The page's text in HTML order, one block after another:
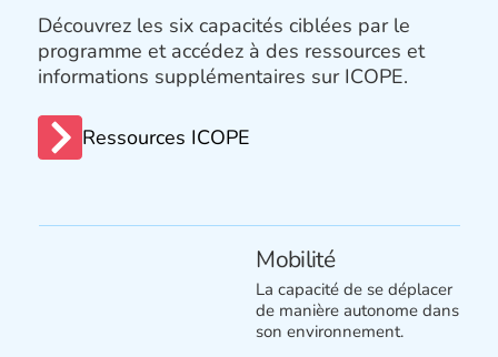
Découvrez les six capacités ciblées par le
programme et accédez à des ressources et
informations supplémentaires sur ICOPE.
Ressources ICOPE
Mobilité
La capacité de se déplacer
de manière autonome dans
son environnement.